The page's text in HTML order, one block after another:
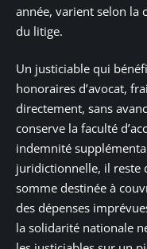
année, varient selon la
du litige.
Un justiciable qui
honoraires d’avocat,
directement, sans
conserve la faculté
indemnité
juridictionnelle, il reste
somme destinée à
des dépenses
la solidarité nationale